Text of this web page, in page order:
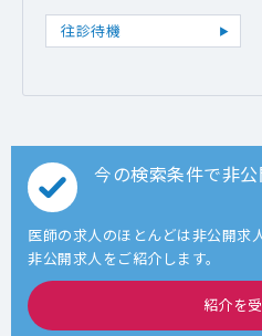
往診待機
今の検索条件で非
医師の求人のほとんどは非公開求
非公開求人をご紹介します。
紹介を